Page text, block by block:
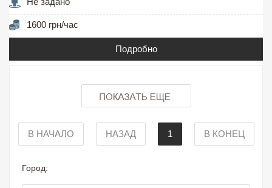
1600 грн/час
Подробно
В НАЧАЛО НАЗАД 1 В КОНЕЦ
Город: